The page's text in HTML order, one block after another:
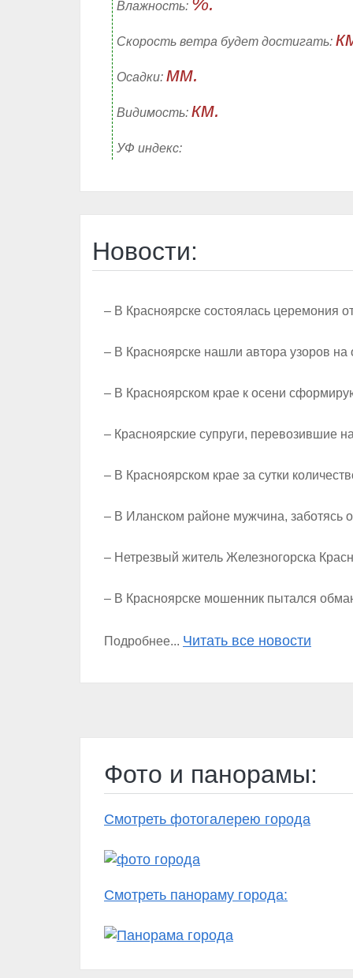
Влажность:
Скорость ветра будет достигать:
Осадки: мм.
Видимость: км.
УФ индекс:
Новости:
– В Красноярске состоялась церемония
– В Красноярске нашли автора узоров
– В Красноярском крае к осени
– Красноярские супруги, перевозившие
– В Красноярском крае за сутки
– В Иланском районе мужчина, заботясь
– Нетрезвый житель Железногорска
– В Красноярске мошенник пытался
Подробнее... Читать все новости
Фото и панорамы:
Смотреть фотогалерею города
Смотреть панораму города: